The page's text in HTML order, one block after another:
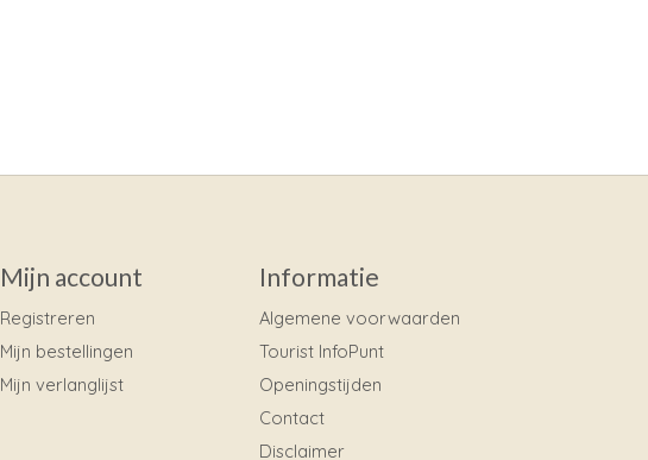
Mijn account
Registreren
Mijn bestellingen
Mijn verlanglijst
Informatie
Algemene voorwaarden
Tourist InfoPunt
Openingstijden
Contact
Disclaimer